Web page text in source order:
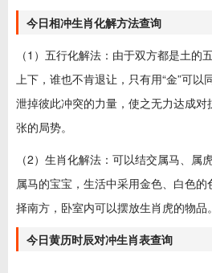
今日相冲生肖化解方法查询
（1）五行化解法：由于双方都是土的
上下，谁也不肯退让，只有用“金”可以
泄掉彼此冲突的力量，使之无力达成
张的局势。
（2）生肖化解法：可以结交属马、属
属马的宝宝，生活中采用金色、白色
择南方，卧室内可以摆放生肖虎的物品。
今日黄历时辰对冲生肖表查询